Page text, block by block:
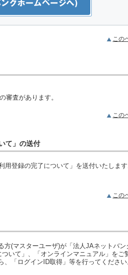
この
審査があります。
この
て」の送付
登録の完了について」を送付いたします
この
(マスターユーザ)が「法人JAネットバン
いて」、「オンラインマニュアル」をご
「ログインID取得」等を行ってください